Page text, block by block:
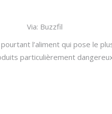
Via: Buzzfil
l’aliment qui pose le
particulièrement